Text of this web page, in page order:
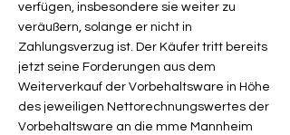
verfügen, insbesondere sie weiter zu
veräußern, solange er nicht in
Zahlungsverzug ist. Der Käufer tritt bereits
jetzt seine Forderungen aus dem
Weiterverkauf der Vorbehaltsware in Höhe
des jeweiligen Nettorechnungswertes der
Vorbehaltsware an die mme Mannheim